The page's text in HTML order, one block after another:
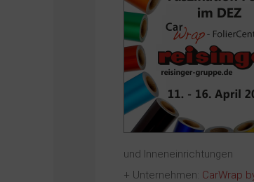
und Inneneinrichtungen
+ Unternehmen: CarWrap